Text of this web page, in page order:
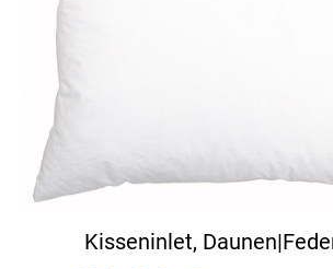
Kisseninlet,